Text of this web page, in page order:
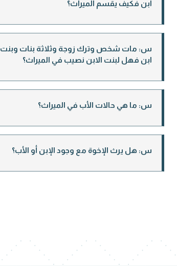
ابن فكيف يقسم الميراث؟
س: مات شخص وترك زوجة وثلاثة بنات وبنت
ابن فهل لبنت الابن نصيب في الميراث؟
س: ما هي حالات الأب في الميراث؟
س: هل يرث الإخوة مع وجود الإبن أو الأب؟